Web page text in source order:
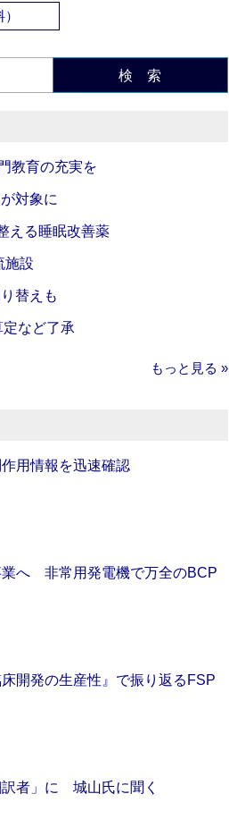
検 索
教育の充実を
対象に
える睡眠改善薬
施設
替えも
定など了承
もっと見る »
用情報を迅速確認
業へ 非常用発電機で万全のBCP
開発の生産性』で振り返るFSP
訳者」に 城山氏に聞く